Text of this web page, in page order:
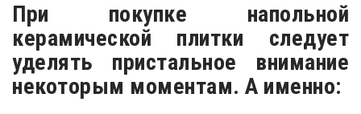
При покупке напольной
керамической плитки следует
уделять пристальное внимание
некоторым моментам. А именно: